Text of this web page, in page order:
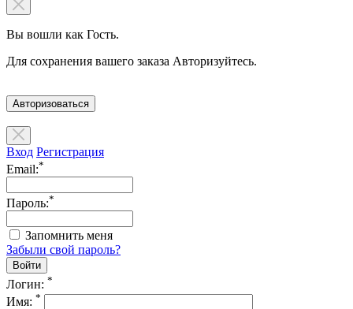
Вы вошли как Гость.
Для сохранения вашего заказа Авторизуйтесь.
Авторизоваться
Вход Регистрация
Email:*
Пароль:*
Запомнить меня
Забыли свой пароль?
Логин: *
Имя: *